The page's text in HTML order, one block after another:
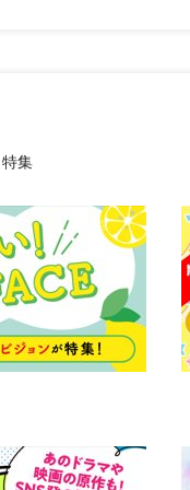
集